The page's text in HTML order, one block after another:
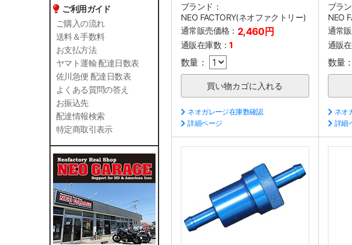
ご利用ガイド
ご購入の流れ
送料＆手数料
お支払方法
ヤマト運輸 配達日数表
佐川急便 配達日数表
よくある質問の答え
お振込先
配達情報検索
特定商取引表示
ブランド：
NEO FACTORY(ネオファクトリー)
通常販売価格： 2,460円
通販在庫数：1
数量：
ネオガレージ在庫数確認
詳細ページ
ブラン
NEO
通常
通販
数量：
ネオ
詳細